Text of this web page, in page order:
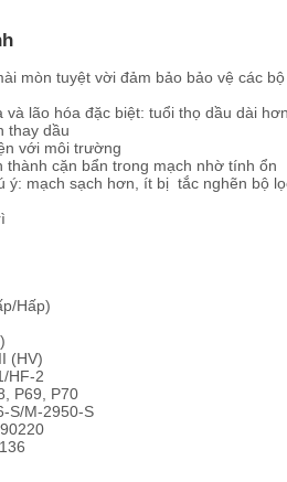
mòn tuyệt vời đảm bảo bảo vệ các bộ
và lão hóa đặc biệt: tuổi thọ dầu dài
thay dầu
với môi trường
thành cặn bẩn trong mạch nhờ tính ổn
ý: mạch sạch hơn, ít bị tắc nghẽn bộ
Hấp)
(HV)
HF-2
P69, P70
S/M-2950-S